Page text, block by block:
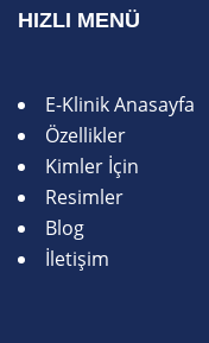
HIZLI MENÜ
E-Klinik Anasayfa
Özellikler
Kimler İçin
Resimler
Blog
İletişim